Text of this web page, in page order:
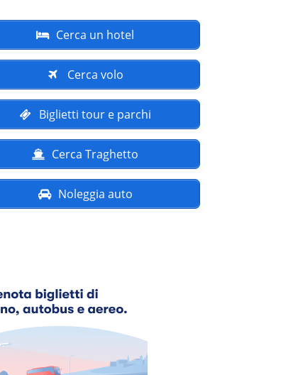
Cerca un hotel
Cerca volo
Biglietti tour e parchi
Cerca Traghetto
Noleggia auto